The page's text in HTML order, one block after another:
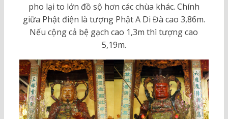
pho lại to lớn đồ sộ hơn các chùa khác. Chính
giữa Phật điện là tượng Phật A Di Đà cao 3,86m.
Nếu cộng cả bệ gạch cao 1,3m thì tượng cao
5,19m.